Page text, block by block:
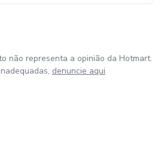
não representa a opinião da Hotmart.
denuncie aqui